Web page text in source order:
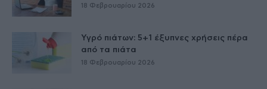
18 Φεβρουαρίου 2026
Υγρό πιάτων: 5+1 έξυπνες χρήσεις πέρα
από τα πιάτα
18 Φεβρουαρίου 2026